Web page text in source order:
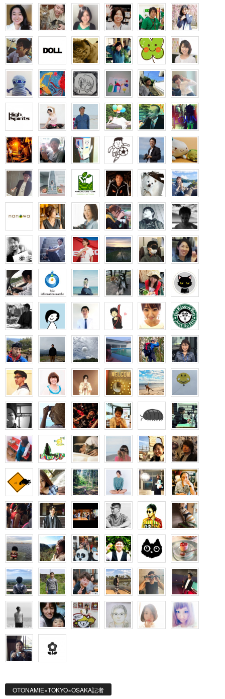
OTONAMIE×TOKYO×OSAKA記者